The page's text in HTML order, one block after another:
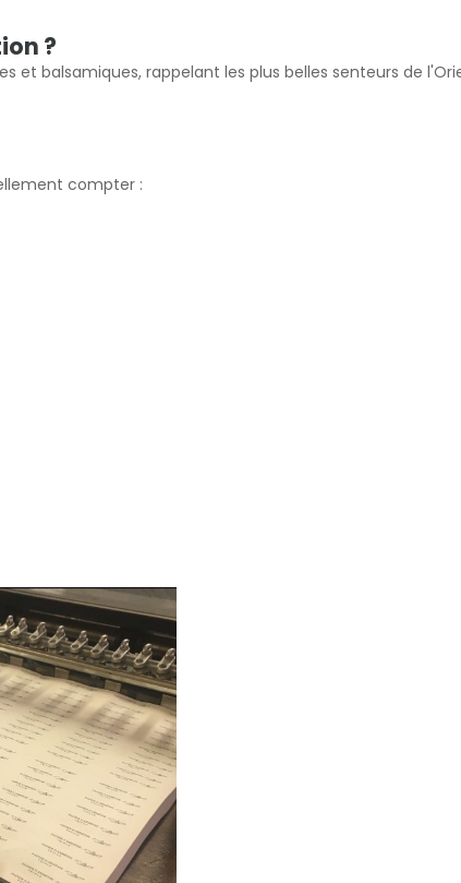
?
et balsamiques, rappelant les plus belles senteurs de
compter :